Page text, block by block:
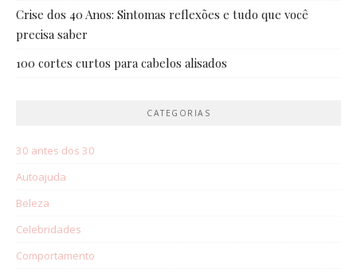
Crise dos 40 Anos: Sintomas reflexões e tudo que você
precisa saber
100 cortes curtos para cabelos alisados
CATEGORIAS
30 antes dos 30
Autoajuda
Beleza
Celebridades
Comportamento